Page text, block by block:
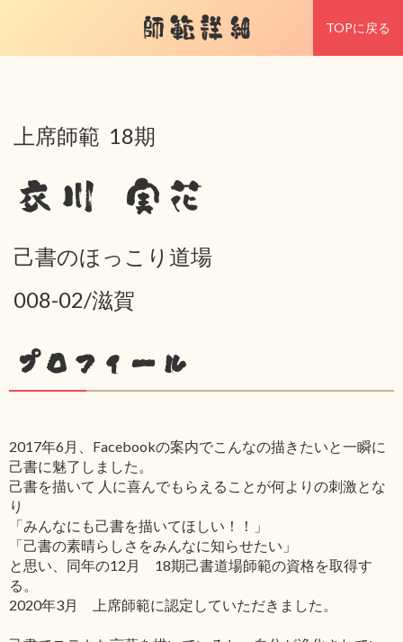
師範詳細 TOPに戻る
上席師範 18期
衣川 実花
己書のほっこり道場
008-02/滋賀
プロフィール
2017年6月、Facebookの案内でこんなの描きたいと一瞬に
己書に魅了しました。
己書を描いて 人に喜んでもらえることが何よりの刺激とな
り
「みんなにも己書を描いてほしい！！」
「己書の素晴らしさをみんなに知らせたい」
と思い、同年の12月 18期己書道場師範の資格を取得す
る。
2020年3月 上席師範に認定していただきました。